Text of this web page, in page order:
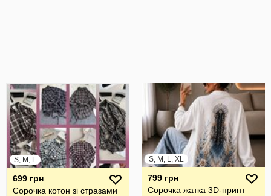
S, M, L
699 грн
Сорочка котон зі стразами
S, M, L, XL
799 грн
Сорочка жатка 3D-принт